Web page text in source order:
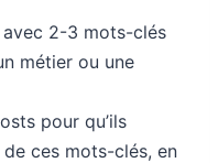
2-3 mots-clés
métier ou une
pour qu’ils
ces mots-clés, en